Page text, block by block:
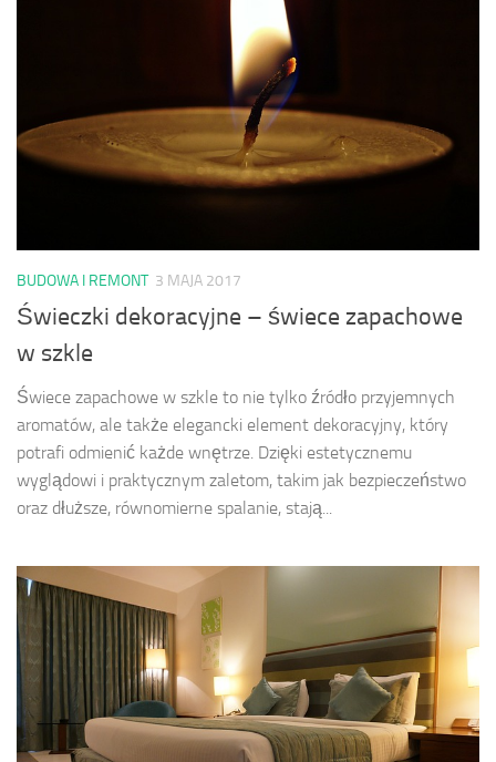
BUDOWA I REMONT 3 MAJA 2017
Świeczki dekoracyjne – świece zapachowe
w szkle
Świece zapachowe w szkle to nie tylko źródło przyjemnych
aromatów, ale także elegancki element dekoracyjny, który
potrafi odmienić każde wnętrze. Dzięki estetycznemu
wyglądowi i praktycznym zaletom, takim jak bezpieczeństwo
oraz dłuższe, równomierne spalanie, stają...